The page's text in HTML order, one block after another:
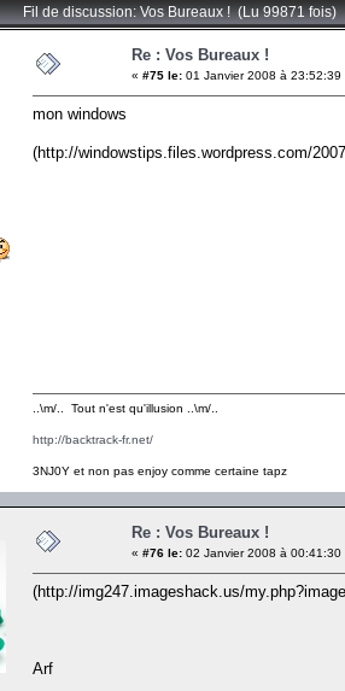
Fil de discussion: Vos Bureaux ! (Lu 99871 fois)
Re : Vos Bureaux !
« #75 le: 01 Janvier 2008 à 23:52:39
mon windows
(http://windowstips.files.wordpress.com/
..\m/.. Tout n'est qu'illusion ..\m/..
http://backtrack-fr.net/
3NJ0Y et non pas enjoy comme certaine tapz
Re : Vos Bureaux !
« #76 le: 02 Janvier 2008 à 00:41:30
(http://img247.imageshack.us/
Arf